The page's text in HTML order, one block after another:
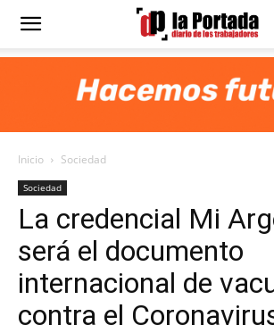
Diario
Portada
Inicio Sociedad
Sociedad
La credencial Mi
será el documento
internacional de
contra el